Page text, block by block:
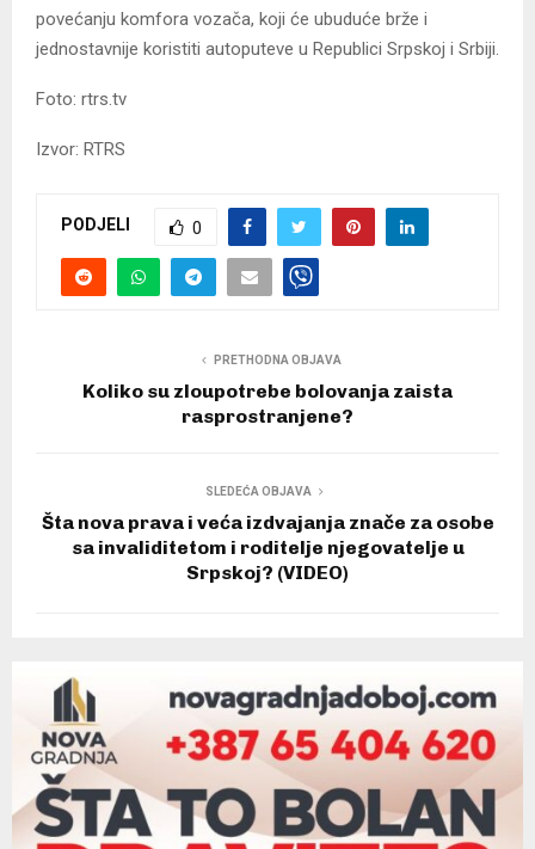
povećanju komfora vozača, koji će ubuduće brže i
jednostavnije koristiti autoputeve u Republici Srpskoj i Srbiji.
Foto: rtrs.tv
Izvor: RTRS
PODJELI 0
PRETHODNA OBJAVA
Koliko su zloupotrebe bolovanja zaista
rasprostranjene?
SLEDEĆA OBJAVA
Šta nova prava i veća izdvajanja znače za osobe
sa invaliditetom i roditelje njegovatelje u
Srpskoj? (VIDEO)